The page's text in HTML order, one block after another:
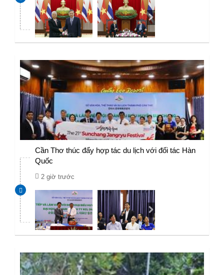
Cần Thơ thúc đẩy hợp tác du lịch với đối tác Hàn
Quốc
2 giờ trước